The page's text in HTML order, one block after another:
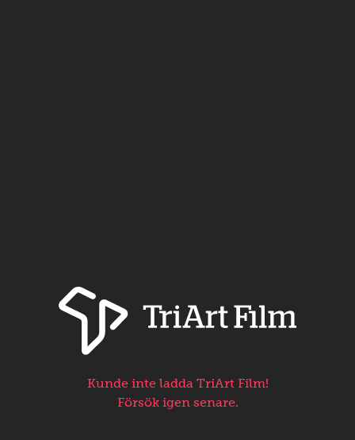
Kunde inte ladda TriArt Film!
Försök igen senare.